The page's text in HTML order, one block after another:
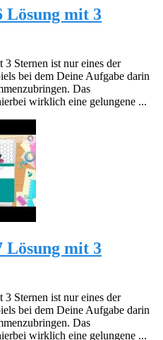
Lösung mit 3
Sternen ist nur eines der
bei dem Deine Aufgabe darin
Das
wirklich eine gelungene ...
Lösung mit 3
Sternen ist nur eines der
bei dem Deine Aufgabe darin
Das
wirklich eine gelungene ...